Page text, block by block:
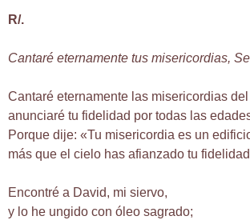
R/.
Cantaré eternamente tus misericordias,
Cantaré eternamente las misericordias del
anunciaré tu fidelidad por todas las
Porque dije: «Tu misericordia es un
más que el cielo has afianzado tu
Encontré a David, mi siervo,
y lo he ungido con óleo sagrado;